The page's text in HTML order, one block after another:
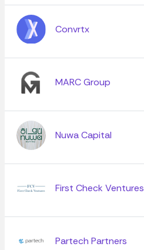
Convrtx
MARC Group
Nuwa Capital
First Check Ventures
Partech Partners